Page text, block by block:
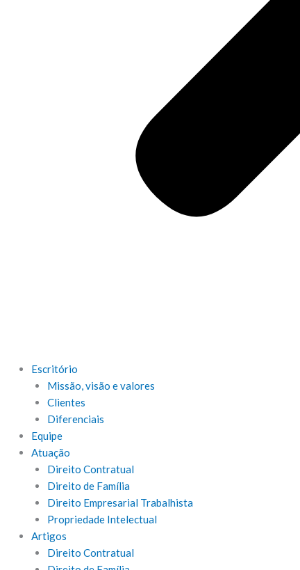
Escritório
Missão, visão e valores
Clientes
Diferenciais
Equipe
Atuação
Direito Contratual
Direito de Família
Direito Empresarial Trabalhista
Propriedade Intelectual
Artigos
Direito Contratual